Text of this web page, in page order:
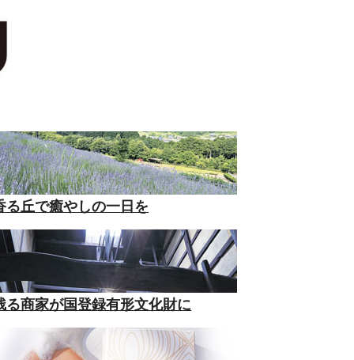
る丘で癒やしの一日を
る商家が国登録有形文化財に